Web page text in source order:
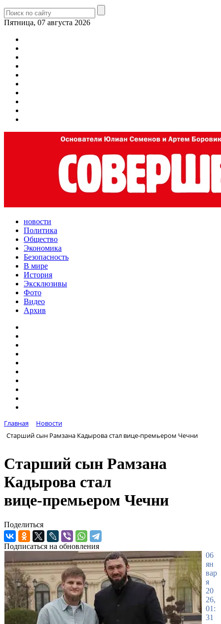
Пятница, 07 августа 2026
новости
Политика
Общество
Экономика
Безопасность
В мире
История
Эксклюзивы
Фото
Видео
Архив
Главная
Новости
Старший сын Рамзана Кадырова стал вице‑премьером Чечни
Старший сын Рамзана
Кадырова стал
вице‑премьером Чечни
Поделиться
Подписаться на обновления
06
ян
вар
я
20
26,
01:
31